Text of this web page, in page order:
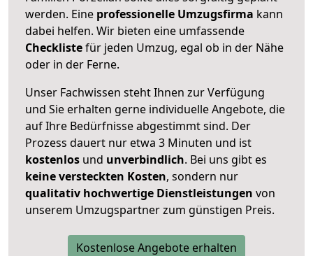
werden. Eine professionelle Umzugsfirma kann
dabei helfen. Wir bieten eine umfassende
Checklistefür jeden Umzug, egal ob in der Nähe
oder in der Ferne.
Unser Fachwissen steht Ihnen zur Verfügung
und Sie erhalten gerne individuelle Angebote, die
auf Ihre Bedürfnisse abgestimmt sind. Der
Prozess dauert nur etwa 3 Minuten und ist
kostenlos und unverbindlich. Bei uns gibt es
keine versteckten Kosten, sondern nur
qualitativ hochwertige Dienstleistungen von
unserem Umzugspartner zum günstigen Preis.
Kostenlose Angebote erhalten